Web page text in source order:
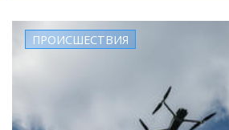
ПРОИСШЕСТВИЯ